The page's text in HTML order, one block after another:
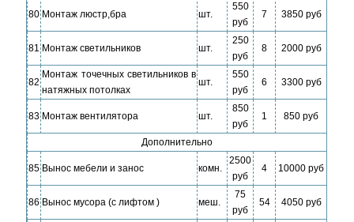
80 Монтаж люстр,бра шт.
550
руб
7 3850 руб
81 Монтаж светильников шт.
250
руб
8 2000 руб
82
Монтаж точечных светильников в
натяжных потолках
шт.
550
руб
6 3300 руб
83 Монтаж вентилятора шт.
850
руб
1 850 руб
Дополнительно
85 Вынос мебели и занос комн.
2500
руб
4 10000 руб
86 Вынос мусора (с лифтом ) меш.
75
руб
54 4050 руб